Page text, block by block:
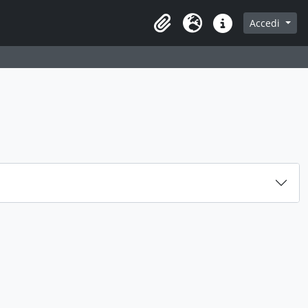
Area di lavoro
Lingua Collegamenti veloci
Accedi